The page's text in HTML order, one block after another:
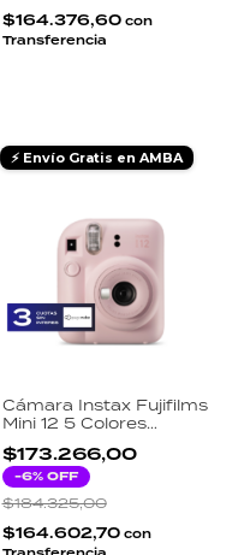
$164.376,60 con
Transferencia
⚡ Envío Gratis en AMBA
Cámara Instax Fujifilms
Mini 12 5 Colores
Disponibles - Rosa
$173.266,00
-6% OFF
$184.325,00
$164.602,70 con